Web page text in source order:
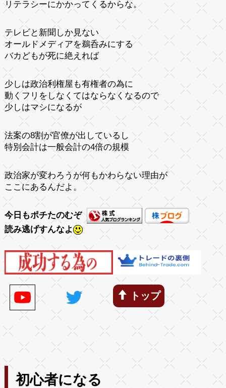
リテラシーにかかってくるからな。
テレビと新聞しか見ない
オールドメディアを鵜呑みにする
バカどもが死に絶えれば
少しは政治利権屋も有権者の為に
動くフリをしなくてはならなくなるので
少しはマシになるが
法案の8割が官僚が出しているし
特別会計は一般会計の4倍の規模
政治家が変わろうが何もかわらない理由が
ここにあるんだよ。
今日もポチたのむぞ
読み逃げすんなよ
トップ
初心者になる